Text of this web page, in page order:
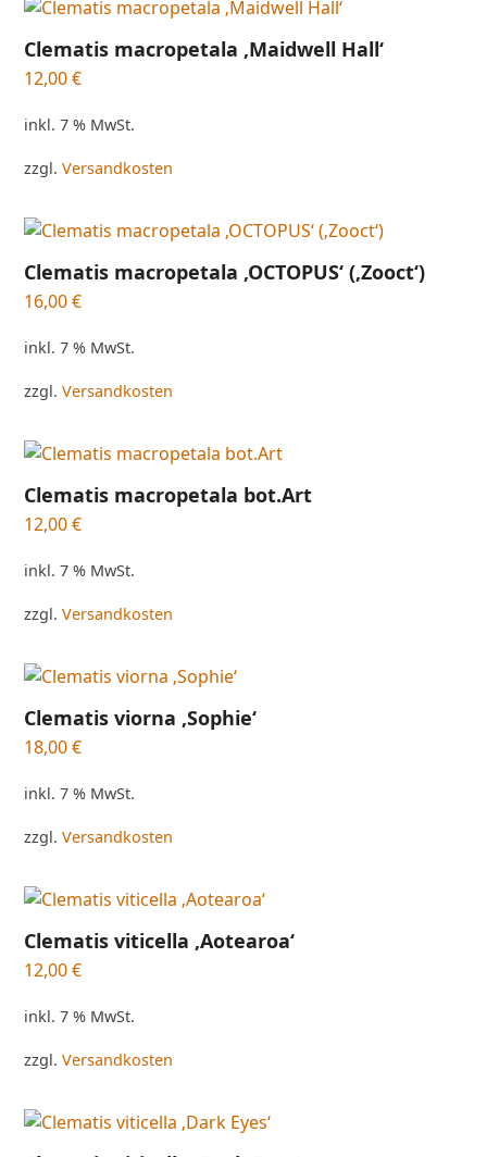
Clematis macropetala ‚Maidwell Hall‘
12,00€
inkl. 7 % MwSt.
zzgl.Versandkosten
Clematis macropetala ‚OCTOPUS‘ (‚Zooct‘)
16,00€
inkl. 7 % MwSt.
zzgl.Versandkosten
Clematis macropetala bot.Art
12,00€
inkl. 7 % MwSt.
zzgl.Versandkosten
Clematis viorna ‚Sophie‘
18,00€
inkl. 7 % MwSt.
zzgl.Versandkosten
Clematis viticella ‚Aotearoa‘
12,00€
inkl. 7 % MwSt.
zzgl.Versandkosten